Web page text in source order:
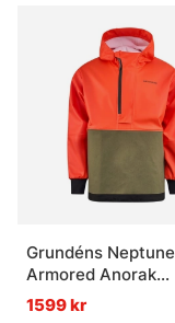
Grundéns Neptune
Armored Anorak
Orange/Olive - M
1599 kr